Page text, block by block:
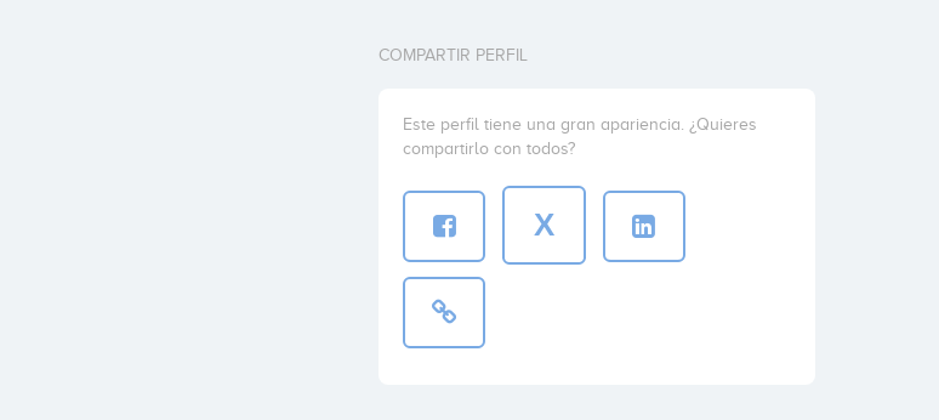
COMPARTIR PERFIL
Este perfil tiene una gran apariencia. ¿Quieres
compartirlo con todos?
X